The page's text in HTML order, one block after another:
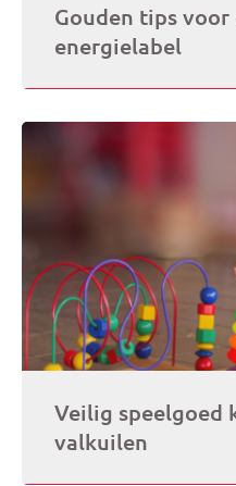
Gouden tips
energielabel
Veilig speelgoed
valkuilen